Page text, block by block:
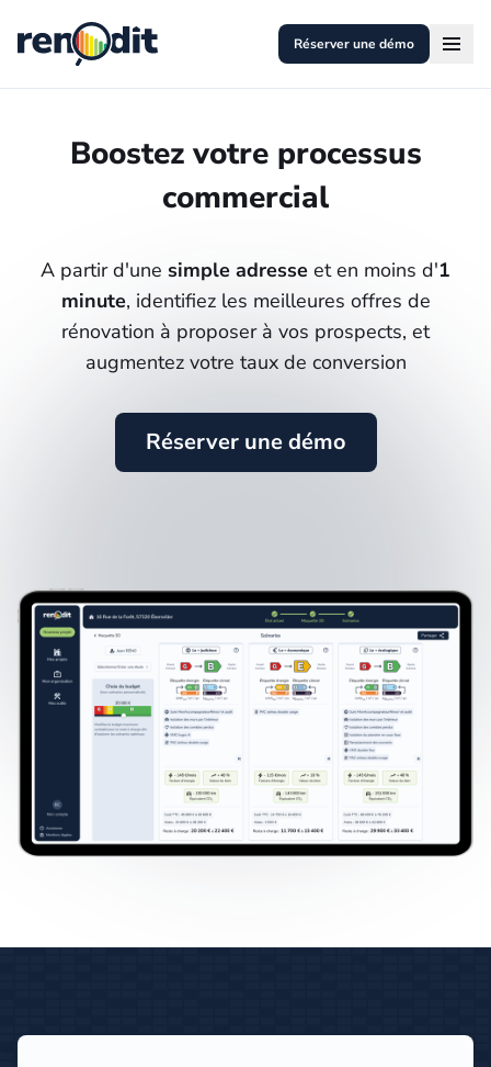
Réserver une démo
Boostez votre processus
commercial
A partir d'une simple adresse et en moins d'1
minute, identifiez les meilleures offres de
rénovation à proposer à vos prospects, et
augmentez votre taux de conversion
Réserver une démo